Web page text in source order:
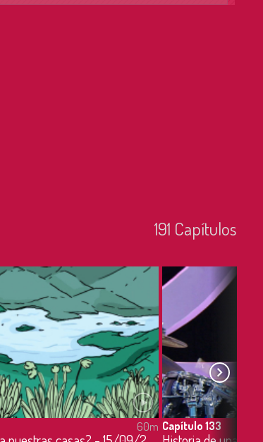
191 Capí­tulos
60m Capítulo 133